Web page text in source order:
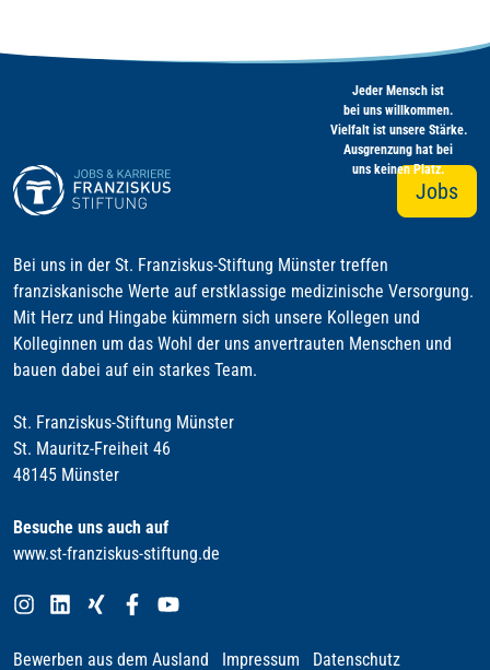
Jeder Mensch ist
bei uns willkommen.
Vielfalt ist unsere Stärke.
Ausgrenzung hat bei
uns keinen Platz.
Jobs
Bei uns in der St. Franziskus-Stiftung Münster treffen
franziskanische Werte auf erstklassige medizinische Versorgung.
Mit Herz und Hingabe kümmern sich unsere Kollegen und
Kolleginnen um das Wohl der uns anvertrauten Menschen und
bauen dabei auf ein starkes Team.
St. Franziskus-Stiftung Münster
St. Mauritz-Freiheit 46
48145 Münster
Besuche uns auch auf
www.st-franziskus-stiftung.de
Bewerben aus dem Ausland Impressum Datenschutz